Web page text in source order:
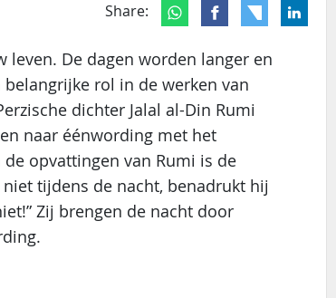
Share:
De dagen worden langer en
rol in de werken van
dichter Jalal al-Din Rumi
naar éénwording met het
opvattingen van Rumi is de
tijdens de nacht, benadrukt hij
Zij brengen de nacht door